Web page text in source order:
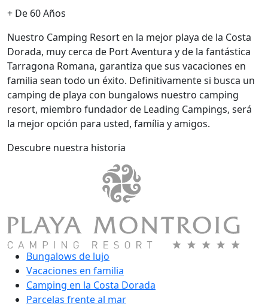
+ De 60 Años
Nuestro Camping Resort en la mejor playa de la Costa
Dorada, muy cerca de Port Aventura y de la fantástica
Tarragona Romana, garantiza que sus vacaciones en
familia sean todo un éxito. Definitivamente si busca un
camping de playa con bungalows nuestro camping
resort, miembro fundador de Leading Campings, será
la mejor opción para usted, família y amigos.
Descubre nuestra historia
Bungalows de lujo
Vacaciones en familia
Camping en la Costa Dorada
Parcelas frente al mar